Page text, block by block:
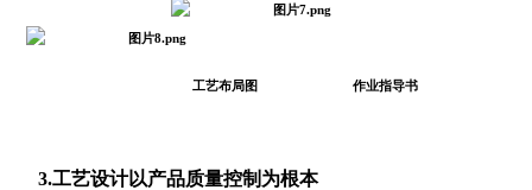
工艺布局图 作业指导书
3.工艺设计以产品质量控制为根本